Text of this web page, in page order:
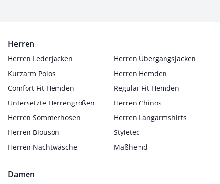
Herren
Herren Lederjacken
Herren Übergangsjacken
Kurzarm Polos
Herren Hemden
Comfort Fit Hemden
Regular Fit Hemden
Untersetzte Herrengrößen
Herren Chinos
Herren Sommerhosen
Herren Langarmshirts
Herren Blouson
Styletec
Herren Nachtwäsche
Maßhemd
Damen